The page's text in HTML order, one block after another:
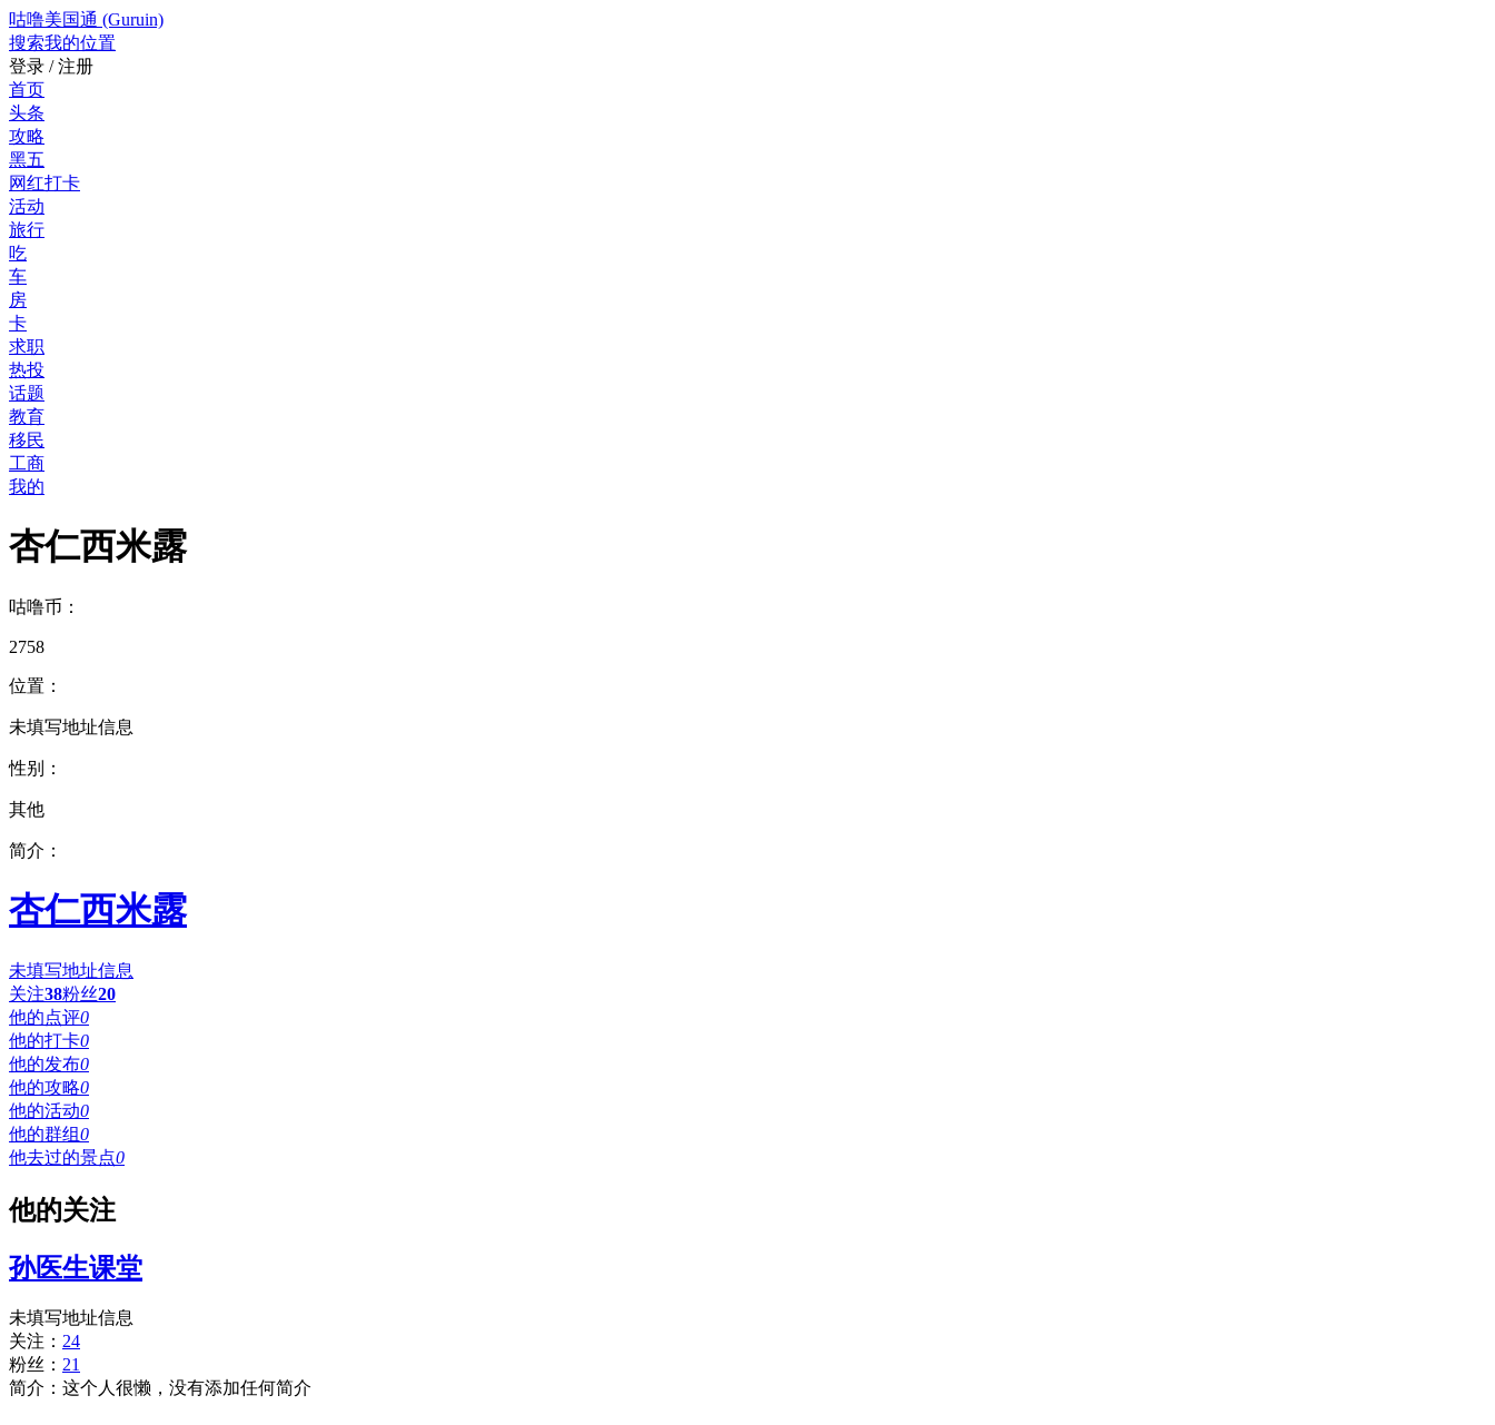
咕噜美国通 (Guruin)
搜索我的位置
登录 / 注册
首页
头条
攻略
黑五
网红打卡
活动
旅行
吃
车
房
卡
求职
热投
话题
教育
移民
工商
我的
杏仁西米露
咕噜币：
2758
位置：
未填写地址信息
性别：
其他
简介：
杏仁西米露
未填写地址信息
关注38粉丝20
他的点评0
他的打卡0
他的发布0
他的攻略0
他的活动0
他的群组0
他去过的景点0
他的关注
孙医生课堂
未填写地址信息
关注： 24
粉丝： 21
简介：这个人很懒，没有添加任何简介